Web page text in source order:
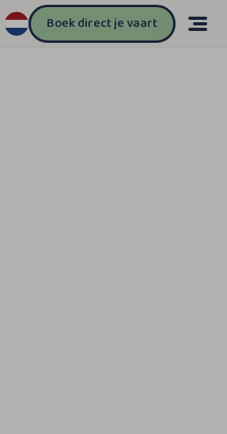
Boek direct je vaart